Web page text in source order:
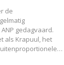
de
gedagvaard.
als Krapuul, het